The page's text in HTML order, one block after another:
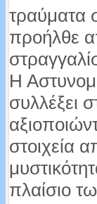
τραύματα
προήλθε
Η
συλλέξει
στοιχεία
πλαίσιο